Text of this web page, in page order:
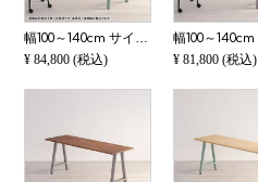
幅100～140cm サイズオーダーデスク Sizeno(シゼノ) パソコンデスク ホワイトアッシュ 無垢材 木製 A字脚 スチール脚 天然木 パソコンデスク 切り欠き オフィスデスク テレワークデスク 勉強机 おしゃれ 北欧モダン
¥ 84,800 (税込)
¥ 81,800 (税込)